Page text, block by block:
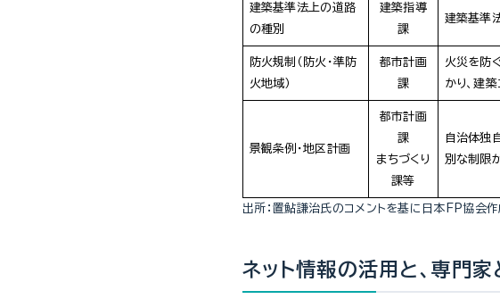
建築基準法上の道路
の種別
建築指導
課
建築基準
防火規制（防火・準防
火地域）
都市計画
課
火災を防
かり、建
景観条例・地区計画
都市計画
課
まちづくり
課等
自治体独
別な制限
出所：置鮎謙治氏のコメントを基に日本FP協会
ネット情報の活用と、専門